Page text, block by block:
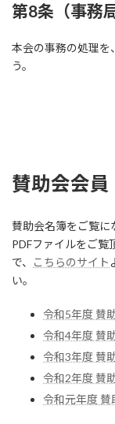
第8条（事務局
本会の事務の処理を
う。
賛助会会員
賛助会名簿をご覧に
PDFファイルをご覧
で、
こちらのサイト
い。
令和5年度 賛
令和4年度 賛
令和3年度 賛
令和2年度 賛
令和元年度 賛